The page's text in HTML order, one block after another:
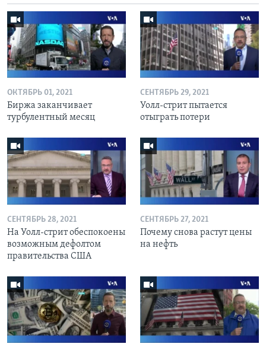
ОКТЯБРЬ 01, 2021
Биржа заканчивает
турбулентный месяц
СЕНТЯБРЬ 29, 2021
Уолл-стрит пытается
отыграть потери
СЕНТЯБРЬ 28, 2021
На Уолл-стрит обеспокоены
возможным дефолтом
правительства США
СЕНТЯБРЬ 27, 2021
Почему снова растут цены
на нефть